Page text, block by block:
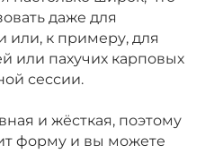
даже для
или, к примеру, для
или пахучих карповых
сессии.
и жёсткая, поэтому
форму и вы можете